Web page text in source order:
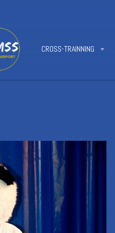
CROSS-TRAINNING